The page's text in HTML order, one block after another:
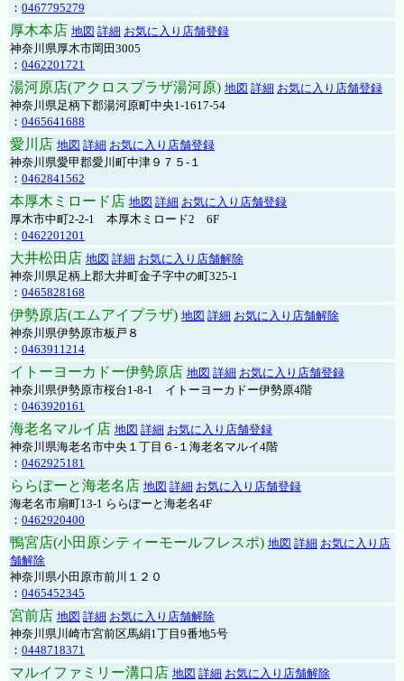
： 0467795279
厚木本店 地図 詳細 お気に入り店舗登録
神奈川県厚木市岡田3005
： 0462201721
湯河原店(アクロスプラザ湯河原) 地図 詳細 お気に入り店舗登録
神奈川県足柄下郡湯河原町中央1-1617-54
： 0465641688
愛川店 地図 詳細 お気に入り店舗登録
神奈川県愛甲郡愛川町中津９７５-１
： 0462841562
本厚木ミロード店 地図 詳細 お気に入り店舗登録
厚木市中町2-2-1 本厚木ミロード2 6F
： 0462201201
大井松田店 地図 詳細 お気に入り店舗解除
神奈川県足柄上郡大井町金子字中の町325-1
： 0465828168
伊勢原店(エムアイプラザ) 地図 詳細 お気に入り店舗解除
神奈川県伊勢原市板戸８
： 0463911214
イトーヨーカドー伊勢原店 地図 詳細 お気に入り店舗登録
神奈川県伊勢原市桜台1-8-1 イトーヨーカドー伊勢原4階
： 0463920161
海老名マルイ店 地図 詳細 お気に入り店舗登録
神奈川県海老名市中央１丁目６-１海老名マルイ4階
： 0462925181
ららぽーと海老名店 地図 詳細 お気に入り店舗登録
海老名市扇町13-1 ららぽーと海老名4F
： 0462920400
鴨宮店(小田原シティーモールフレスポ) 地図 詳細 お気に入り店
舗解除
神奈川県小田原市前川１２０
： 0465452345
宮前店 地図 詳細 お気に入り店舗解除
神奈川県川崎市宮前区馬絹1丁目9番地5号
： 0448718371
マルイファミリー溝口店 地図 詳細 お気に入り店舗解除